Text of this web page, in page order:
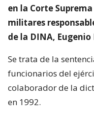
en la Corte
militares
de la DINA, Eugenio
Se trata de la
funcionarios del
colaborador de la
en 1992.